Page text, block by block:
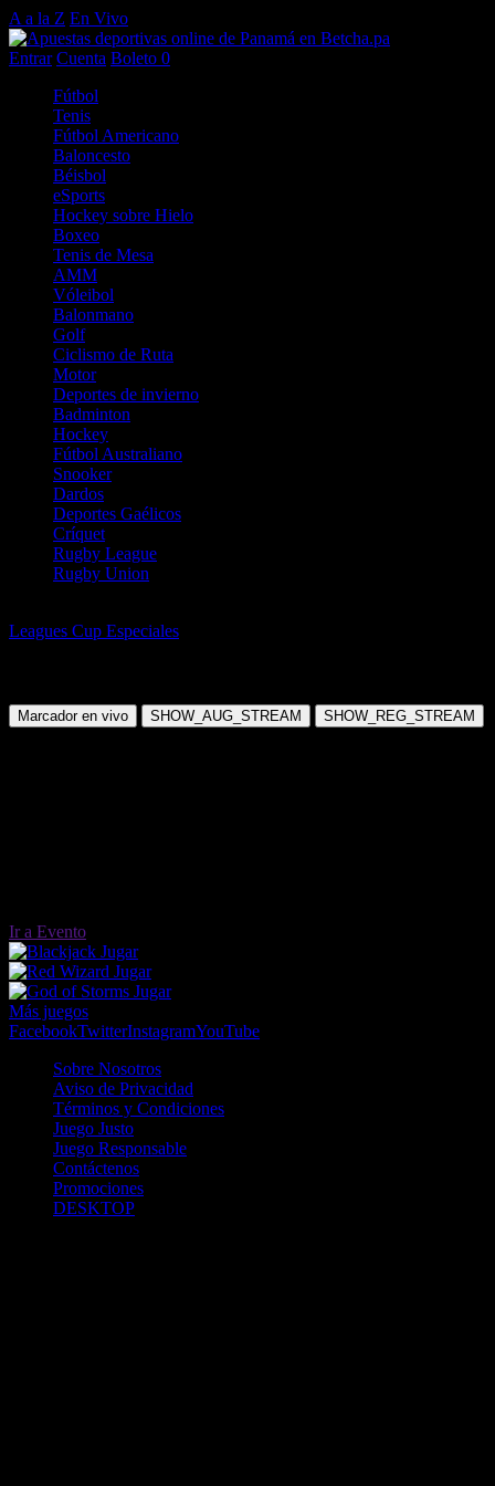
A a la Z En Vivo
Entrar Cuenta Boleto 0
Fútbol
Tenis
Fútbol Americano
Baloncesto
Béisbol
eSports
Hockey sobre Hielo
Boxeo
Tenis de Mesa
AMM
Vóleibol
Balonmano
Golf
Ciclismo de Ruta
Motor
Deportes de invierno
Badminton
Hockey
Fútbol Australiano
Snooker
Dardos
Deportes Gaélicos
Críquet
Rugby League
Rugby Union
Leagues Cup Especiales
Marcador en vivo SHOW_AUG_STREAM SHOW_REG_STREAM
Ir a Evento
Jugar
Jugar
Jugar
Más juegos
FacebookTwitterInstagramYouTube
Sobre Nosotros
Aviso de Privacidad
Términos y Condiciones
Juego Justo
Juego Responsable
Contáctenos
Promociones
DESKTOP